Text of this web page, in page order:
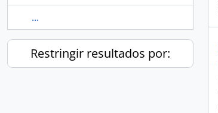
...
Restringir resultados por: